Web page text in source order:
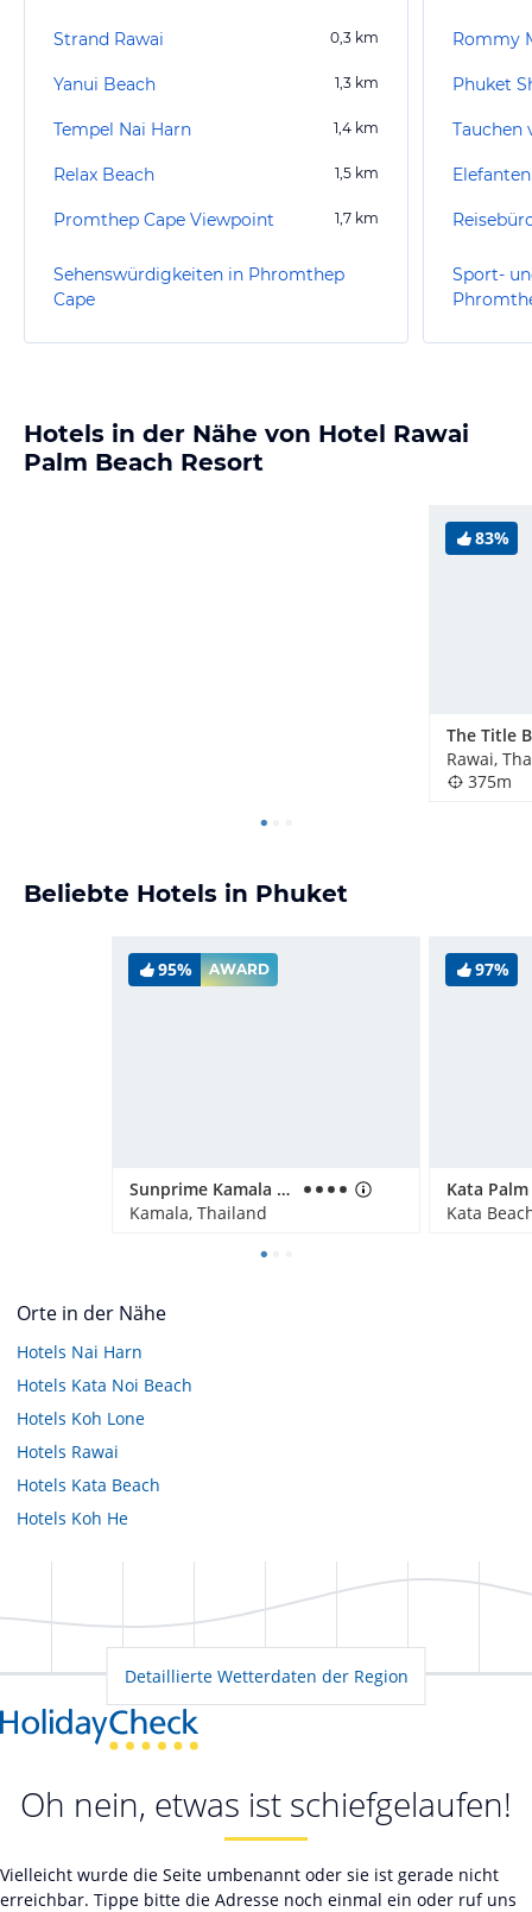
Strand Rawai 0,3 km
Yanui Beach 1,3 km
Tempel Nai Harn 1,4 km
Relax Beach 1,5 km
Promthep Cape Viewpoint 1,7 km
Sehenswürdigkeiten in Phromthep
Cape
Rommy
Phuket
Tauchen
Sport-
Hotels in der Nähe von Hotel Rawai
Palm Beach Resort
83%
Rawai,
375m
Beliebte Hotels in Phuket
95% AWARD
Sunprime Kamala Beach
Kamala, Thailand
97%
Kata
Orte in der Nähe
Hotels Nai Harn
Hotels Kata Noi Beach
Hotels Koh Lone
Hotels Rawai
Hotels Kata Beach
Hotels Koh He
Detaillierte Wetterdaten der Region
Oh nein, etwas ist schiefgelaufen!
Vielleicht wurde die Seite umbenannt oder sie ist gerade nicht
erreichbar. Tippe bitte die Adresse noch einmal ein oder ruf uns